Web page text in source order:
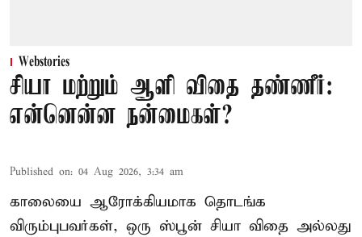
Webstories
சியா மற்றும் ஆளி விதை தண்ணீர்:
என்னென்ன நன்மைகள்?
Published on: 04 Aug 2026, 3:34 am
காலையை ஆரோக்கியமாக தொடங்க
விரும்புபவர்கள், ஒரு ஸ்பூன் சியா விதை அல்லது